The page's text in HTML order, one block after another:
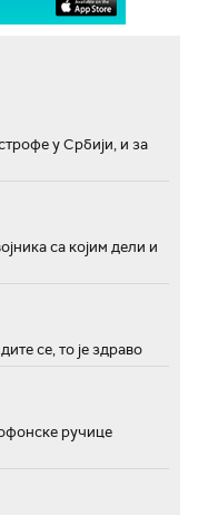
у Србији, и за
са којим дели и
се, то је здраво
ручице